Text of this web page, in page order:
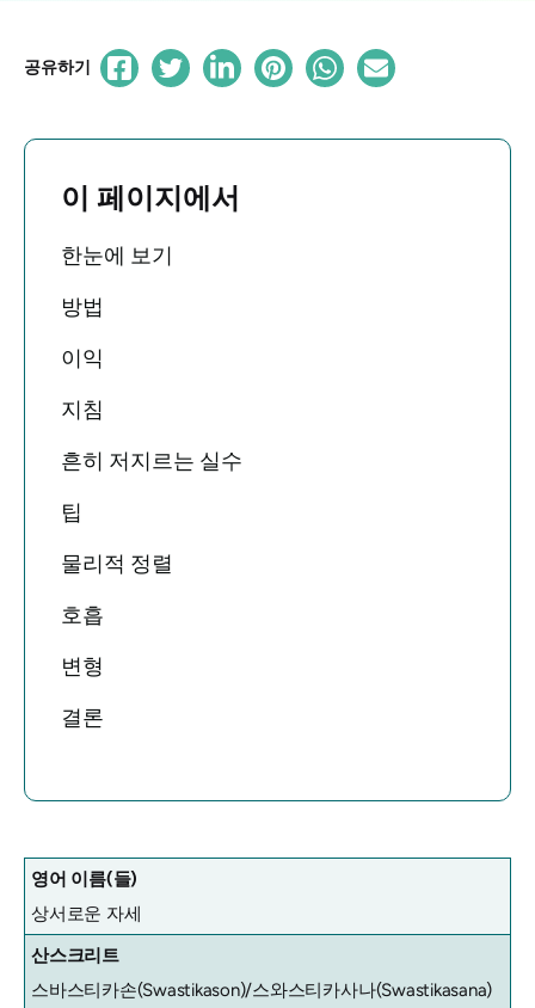
공유하기
이 페이지에서
한눈에 보기
방법
이익
지침
흔히 저지르는 실수
팁
물리적 정렬
호흡
변형
결론
영어 이름(들)
상서로운 자세
산스크리트
스바스티카손(Swastikason)/스와스티카사나(Swastikasana)